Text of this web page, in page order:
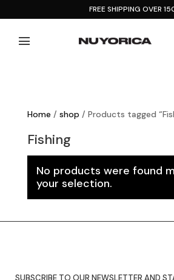
FREE SHIPPING OVER
Home / shop / Products tagged
Fishing
No products were found
your selection.
SUBSCRIBE TO OUR NEWSLETTER AND